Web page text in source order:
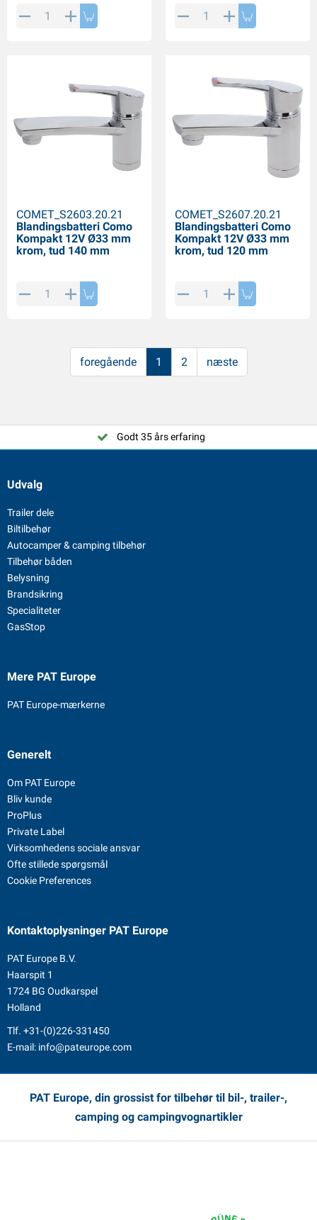
COMET_S2603.20.21
Blandingsbatteri Como
Kompakt 12V Ø33 mm
krom, tud 140 mm
COMET_S2607.20.21
Blandingsbatteri Como
Kompakt 12V Ø33 mm
krom, tud 120 mm
foregående 1 2 næste
Godt 35 års erfaring
Udvalg
Trailer dele
Biltilbehør
Autocamper & camping tilbehør
Tilbehør båden
Belysning
Brandsikring
Specialiteter
GasStop
Mere PAT Europe
PAT Europe-mærkerne
Generelt
Om PAT Europe
Bliv kunde
ProPlus
Private Label
Virksomhedens sociale ansvar
Ofte stillede spørgsmål
Cookie Preferences
Kontaktoplysninger PAT Europe
PAT Europe B.V.
Haarspit 1
1724 BG Oudkarspel
Holland
Tlf. +31-(0)226-331450
E-mail: info@pateurope.com
PAT Europe, din grossist for tilbehør til bil-, trailer-,
camping og campingvognartikler